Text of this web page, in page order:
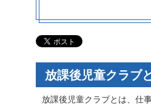
放課後児童クラブ
放課後児童クラブとは、仕